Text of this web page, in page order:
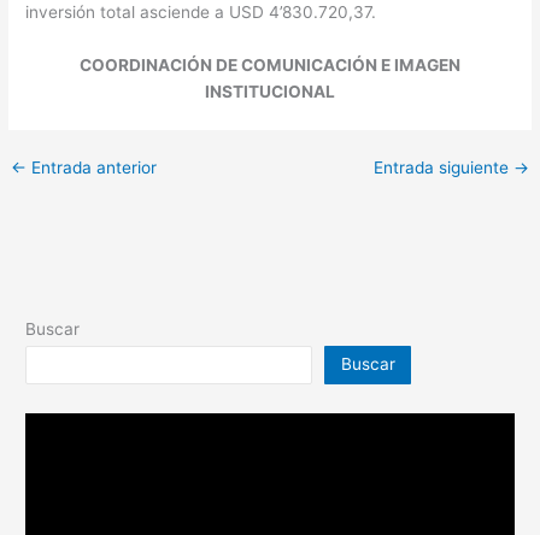
inversión total asciende a USD 4’830.720,37.
COORDINACIÓN DE COMUNICACIÓN E IMAGEN
INSTITUCIONAL
← Entrada anterior Entrada siguiente →
Buscar
Buscar